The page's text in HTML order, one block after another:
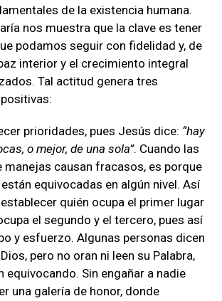
de la existencia humana.
nos muestra que la clave es tener
podamos seguir con fidelidad y, de
interior y el crecimiento integral
Tal actitud genera tres
prioridades, pues Jesús dice: “hay
o mejor, de una sola”. Cuando las
manejas causan fracasos, es porque
equivocadas en algún nivel. Así
quién ocupa el primer lugar
el segundo y el tercero, pues así
y esfuerzo. Algunas personas dicen
pero no oran ni leen su Palabra,
equivocando. Sin engañar a nadie
una galería de honor, donde